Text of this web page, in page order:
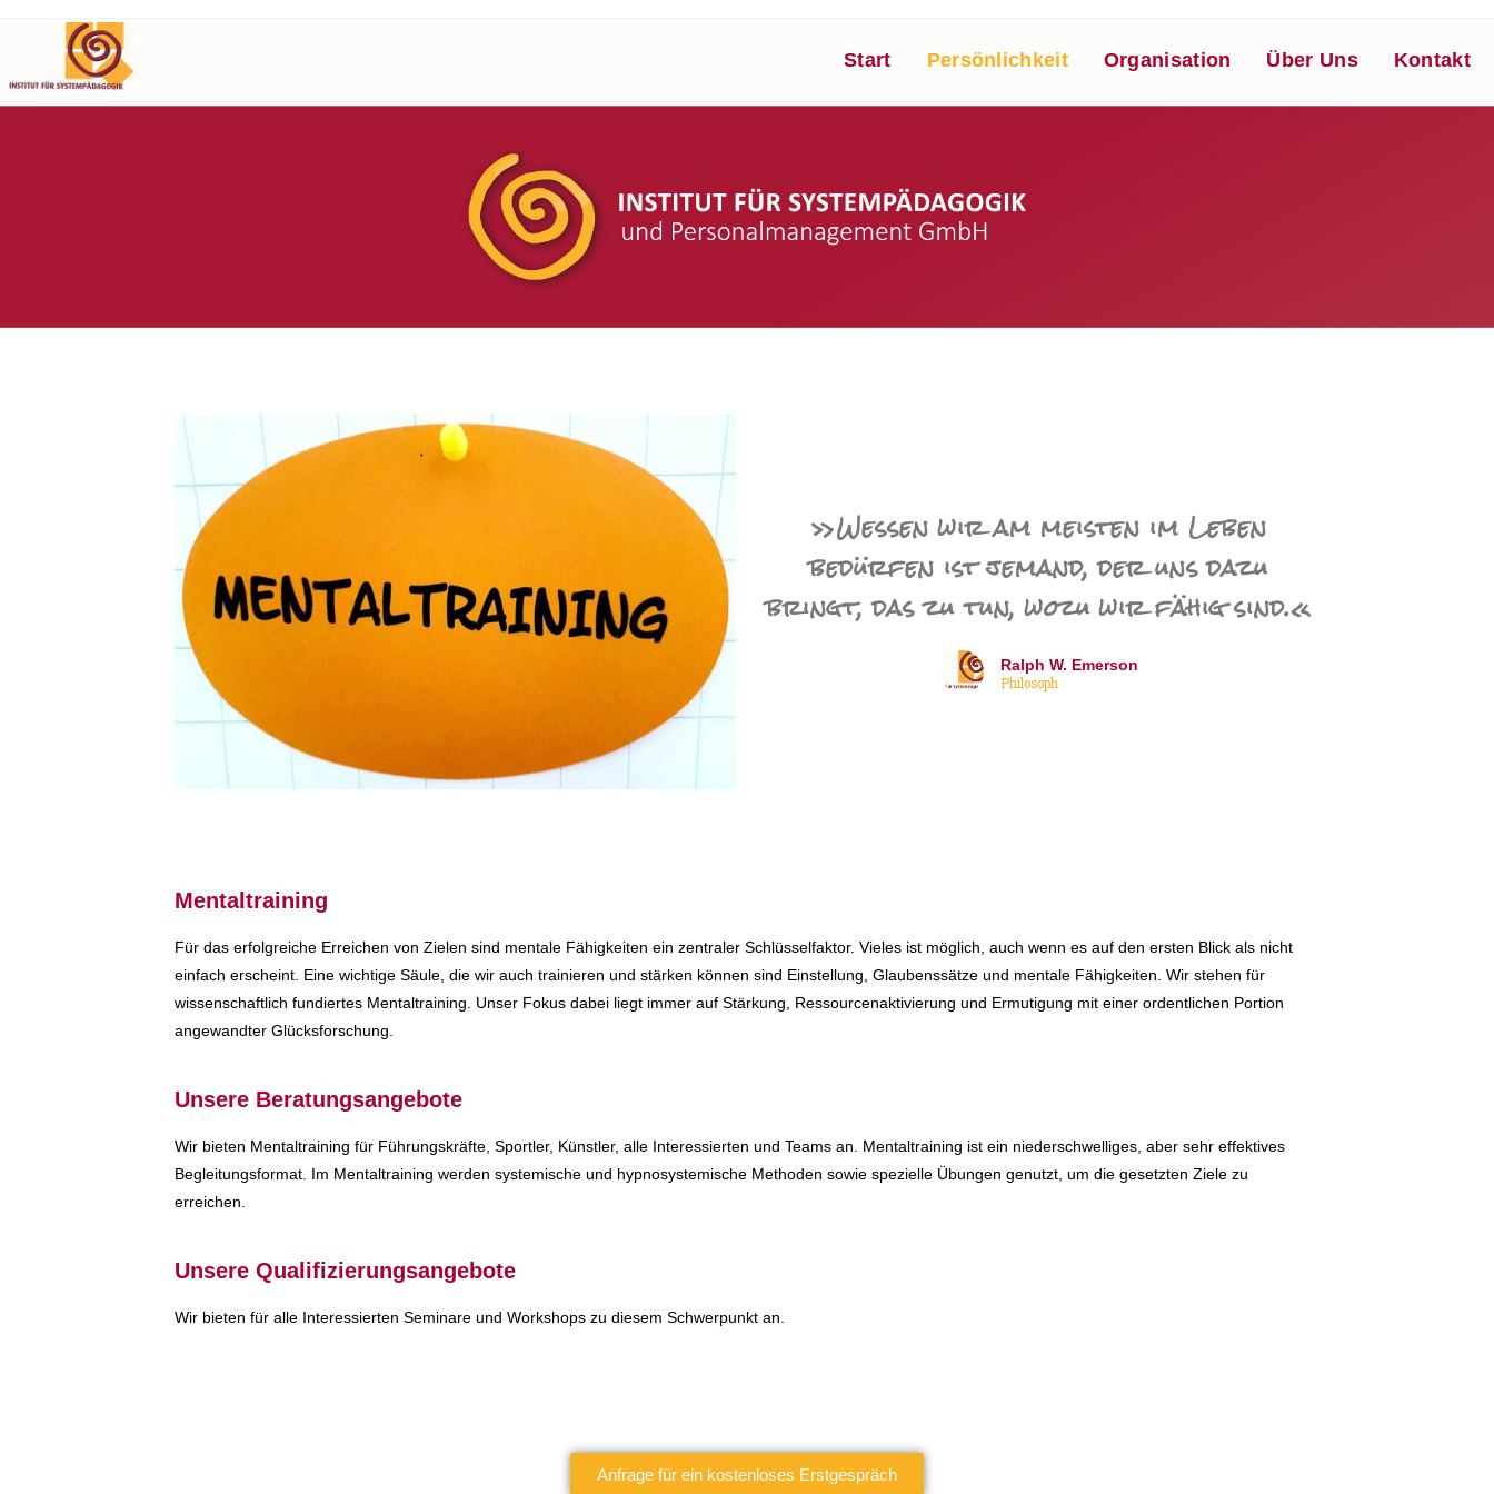
Start Persönlichkeit Organisation Über Uns Kontakt
»Wessen wir am meisten im Leben
bedürfen ist jemand, der uns dazu
bringt, das zu tun, wozu wir fähig sind.«
Ralph W. Emerson
Philosoph
Mentaltraining
Für das erfolgreiche Erreichen von Zielen sind mentale Fähigkeiten ein zentraler Schlüsselfaktor. Vieles ist möglich, auch wenn es auf den ersten Blick als nicht
einfach erscheint. Eine wichtige Säule, die wir auch trainieren und stärken können sind Einstellung, Glaubenssätze und mentale Fähigkeiten. Wir stehen für
wissenschaftlich fundiertes Mentaltraining. Unser Fokus dabei liegt immer auf Stärkung, Ressourcenaktivierung und Ermutigung mit einer ordentlichen Portion
angewandter Glücksforschung.
Unsere Beratungsangebote
Wir bieten Mentaltraining für Führungskräfte, Sportler, Künstler, alle Interessierten und Teams an. Mentaltraining ist ein niederschwelliges, aber sehr effektives
Begleitungsformat. Im Mentaltraining werden systemische und hypnosystemische Methoden sowie spezielle Übungen genutzt, um die gesetzten Ziele zu
erreichen.
Unsere Qualifizierungsangebote
Wir bieten für alle Interessierten Seminare und Workshops zu diesem Schwerpunkt an.
Anfrage für ein kostenloses Erstgespräch